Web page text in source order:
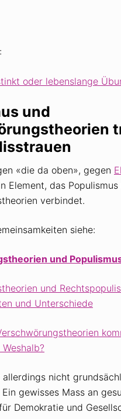
oder lebenslange
und
«die da oben», gegen
Element, das Populismus
verbindet.
siehe:
und
und
und Unterschiede
allerdings nicht
gewisses Mass an
Demokratie und